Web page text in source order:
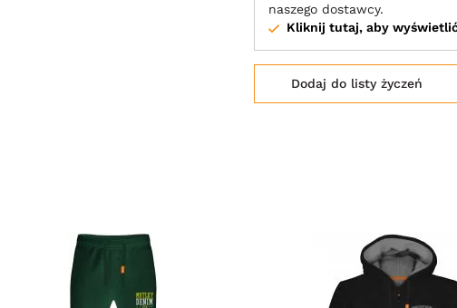
naszego dostawcy.
Kliknij tutaj, aby
Dodaj do listy życzeń